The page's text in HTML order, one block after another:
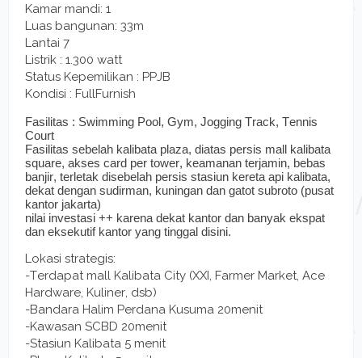
Kamar mandi: 1
Luas bangunan: 33m
Lantai 7
Listrik : 1.300 watt
Status Kepemilikan : PPJB
Kondisi : FullFurnish
Fasilitas : Swimming Pool, Gym, Jogging Track, Tennis
Court
Fasilitas sebelah kalibata plaza, diatas persis mall kalibata
square, akses card per tower, keamanan terjamin, bebas
banjir, terletak disebelah persis stasiun kereta api kalibata,
dekat dengan sudirman, kuningan dan gatot subroto (pusat
kantor jakarta)
nilai investasi ++ karena dekat kantor dan banyak ekspat
dan eksekutif kantor yang tinggal disini.
Lokasi strategis:
-Terdapat mall Kalibata City (XXI, Farmer Market, Ace
Hardware, Kuliner, dsb)
-Bandara Halim Perdana Kusuma 20menit
-Kawasan SCBD 20menit
-Stasiun Kalibata 5 menit